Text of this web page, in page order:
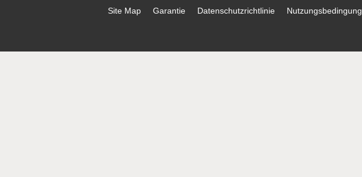
Site Map Garantie Datenschutzrichtlinie